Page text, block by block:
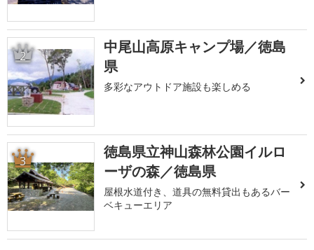
2
中尾山高原キャンプ場／徳島
県
多彩なアウトドア施設も楽しめる
3
徳島県立神山森林公園イルロ
ーザの森／徳島県
屋根水道付き、道具の無料貸出もあるバー
ベキューエリア